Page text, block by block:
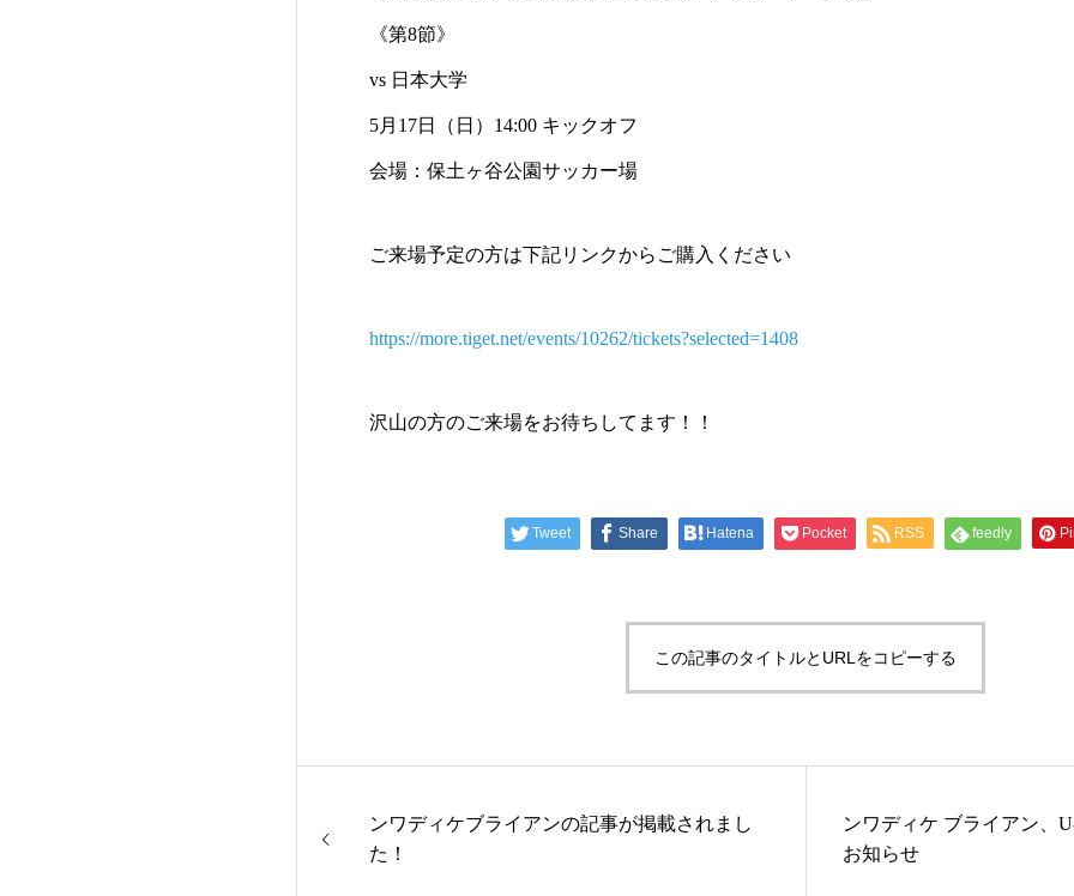
《第8節》
vs 日本大学
5月17日（日）14:00 キックオフ
会場：保土ヶ谷公園サッカー場
ご来場予定の方は下記リンクからご購入ください
https://more.tiget.net/events/10262/tickets?selected=1408
沢山の方のご来場をお待ちしてます！！
Tweet Share Hatena Pocket RSS feedly
この記事のタイトルとURLをコピーする
ンワディケブライアンの記事が掲載されまし
た！
ンワディケ ブライアン、
お知らせ